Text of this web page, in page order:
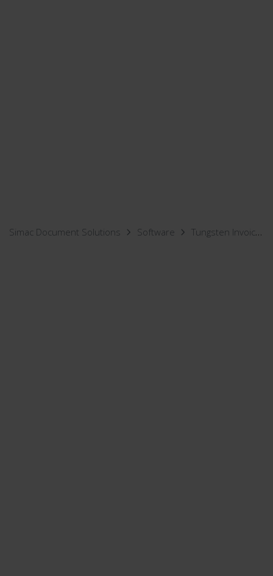
Simac Document Solutions Software Tungsten Invoice Agility™